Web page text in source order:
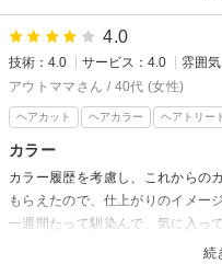
4.0
技術：4.0 サービス：4.0
雰囲
アウトママさん / 40代 (女性)
ヘアカット ヘアカラー ヘアトリー
カラー
続
カラー履歴を考慮し、これからの
もらえたので、仕上がりのイメー
一週間たって馴染んで、気に入って